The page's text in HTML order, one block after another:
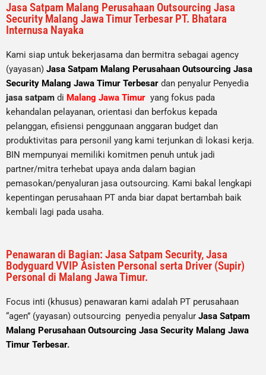
Jasa Satpam Malang Perusahaan Outsourcing Jasa
Security Malang Jawa Timur Terbesar PT. Bhatara
Internusa Nayaka
Kami siap untuk bekerjasama dan bermitra sebagai agency
(yayasan) Jasa Satpam Malang Perusahaan Outsourcing Jasa
Security Malang Jawa Timur Terbesar dan penyalur Penyedia
jasa satpam di Malang Jawa Timur yang fokus pada
kehandalan pelayanan, orientasi dan berfokus kepada
pelanggan, efisiensi penggunaan anggaran budget dan
produktivitas para personil yang kami terjunkan di lokasi kerja.
BIN mempunyai memiliki komitmen penuh untuk jadi
partner/mitra terhebat upaya anda dalam bagian
pemasokan/penyaluran jasa outsourcing. Kami bakal lengkapi
kepentingan perusahaan PT anda biar dapat bertambah baik
kembali lagi pada usaha.
Penawaran di Bagian: Jasa Satpam Security, Jasa
Bodyguard VVIP Asisten Personal serta Driver (Supir)
Personal di Malang Jawa Timur.
Focus inti (khusus) penawaran kami adalah PT perusahaan
“agen” (yayasan) outsourcing penyedia penyalur Jasa Satpam
Malang Perusahaan Outsourcing Jasa Security Malang Jawa
Timur Terbesar.